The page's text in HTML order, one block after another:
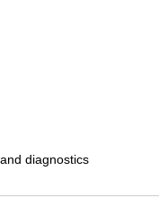
diagnostics